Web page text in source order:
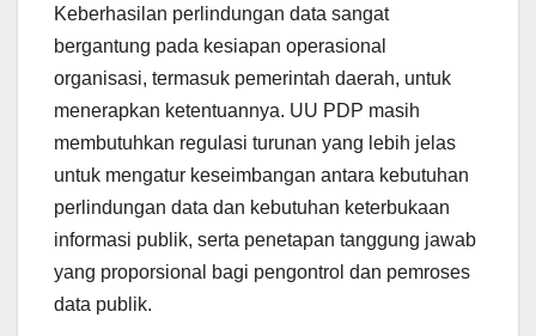
Keberhasilan perlindungan data sangat
bergantung pada kesiapan operasional
organisasi, termasuk pemerintah daerah, untuk
menerapkan ketentuannya. UU PDP masih
membutuhkan regulasi turunan yang lebih jelas
untuk mengatur keseimbangan antara kebutuhan
perlindungan data dan kebutuhan keterbukaan
informasi publik, serta penetapan tanggung jawab
yang proporsional bagi pengontrol dan pemroses
data publik.